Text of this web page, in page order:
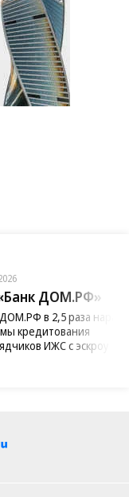
ДОМ.РФ»
в 2,5 раза
кредитования
ИЖС с эскроу